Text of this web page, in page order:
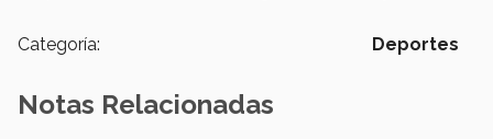
Categoría: Deportes
Notas Relacionadas